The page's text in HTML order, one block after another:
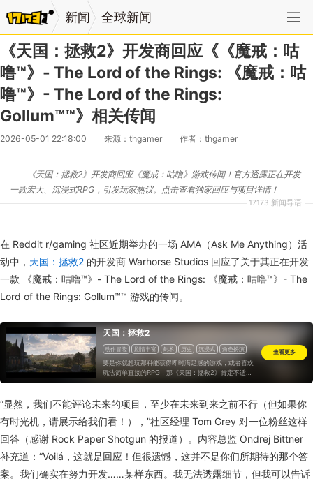
新闻 全球新闻
《天国：拯救2》开发商回应《《魔戒：咕
噜™》- The Lord of the Rings: 《魔戒：咕
噜™》- The Lord of the Rings:
Gollum™™》相关传闻
2026-05-01 22:18:00 来源：thgamer 作者：thgamer
17173 新闻导语
《天国：拯救2》开发商回应《魔戒：咕噜》游戏传闻！官方透露正在开发
一款宏大、沉浸式RPG，引发玩家热议。点击查看独家回应与项目详情！
在 Reddit r/gaming 社区近期举办的一场 AMA（Ask Me Anything）活
动中， 天国：拯救2 的开发商 Warhorse Studios 回应了关于其正在开发
一款 《魔戒：咕噜™》- The Lord of the Rings: 《魔戒：咕噜™》- The
Lord of the Rings: Gollum™™ 游戏的传闻。
天国：拯救2
动作冒险 剧情丰富 剑术 历史 沉浸式
角色扮演
选择取向
氛围 动作角色扮演 中世纪 冒险
单人
制作
探索 第一人称 战斗 拟真 开放世界 动作
要是你就想玩那种能获得即时满足感的游戏，或者喜欢
玩法简单直接的RPG，那《天国：拯救2》肯定不适合
你，游戏这种追求写实、节奏又慢的设计非常考验耐
照自己的想法扮演角色，体验游戏世界根据你的行为给
出的真实反馈，那《天国：拯救2》营造的中世纪沉浸
感，基本上没有别的游戏能比得上。
查看更多
“显然，我们不能评论未来的项目，至少在未来到来之前不行（但如果你
有时光机，请展示给我们看！），”社区经理 Tom Grey 对一位粉丝这样
回答（感谢 Rock Paper Shotgun 的报道）。内容总监 Ondrej Bittner
补充道：“Voilá，这就是回应！但很遗憾，这并不是你们所期待的那个答
案。我们确实在努力开发……某样东西。我无法透露细节，但我可以告诉